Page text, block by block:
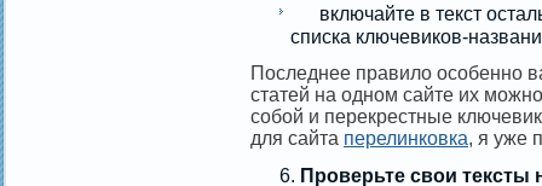
включайте в текст
списка ключевиков-
Последнее правило особенно
статей на одном сайте их
собой и перекрестные
для сайта перелинковка, я уже
Проверьте свои тексты